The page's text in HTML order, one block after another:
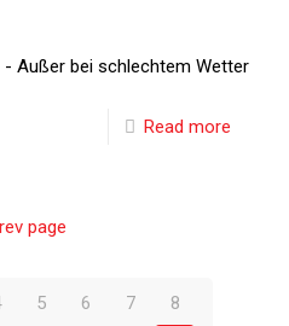
- Außer bei schlechtem Wetter
Read more
page
5 6 7 8